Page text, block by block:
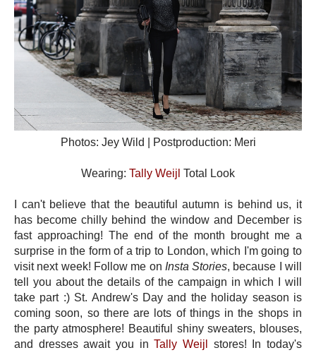
Photos: Jey Wild | Postproduction: Meri
Wearing: Tally Weijl Total Look
I can't believe that the beautiful autumn is behind us, it
has become chilly behind the window and December is
fast approaching! The end of the month brought me a
surprise in the form of a trip to London, which I'm going to
visit next week! Follow me on Insta Stories, because I will
tell you about the details of the campaign in which I will
take part :) St. Andrew's Day and the holiday season is
coming soon, so there are lots of things in the shops in
the party atmosphere! Beautiful shiny sweaters, blouses,
and dresses await you inTally Weijl
stores! In today's